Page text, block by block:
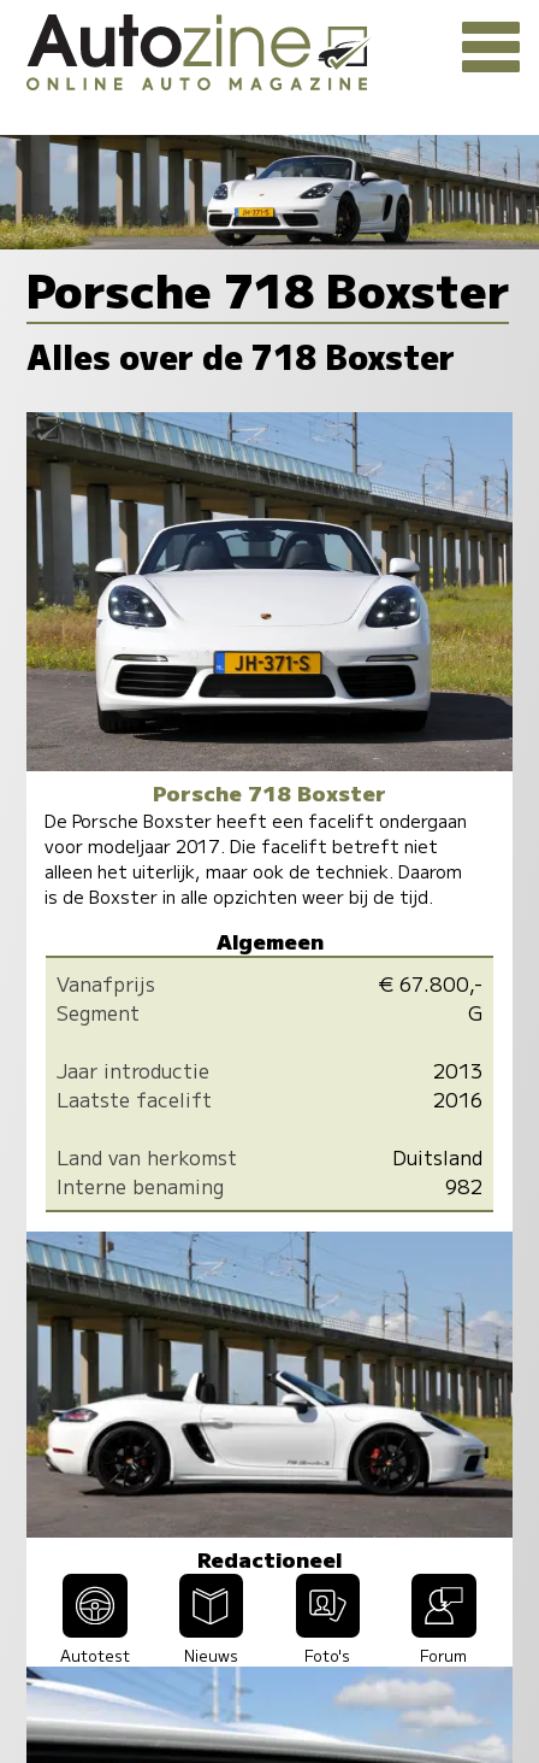
Porsche 718 Boxster
Alles over de 718 Boxster
Porsche 718 Boxster
De Porsche Boxster heeft een facelift ondergaan
voor modeljaar 2017. Die facelift betreft niet
alleen het uiterlijk, maar ook de techniek. Daarom
is de Boxster in alle opzichten weer bij de tijd.
Algemeen
Vanafprijs
€ 67.800,-
Segment
G
Jaar introductie
2013
Laatste facelift
2016
Land van herkomst
Duitsland
Interne benaming
982
Redactioneel
Autotest Nieuws Foto's Forum